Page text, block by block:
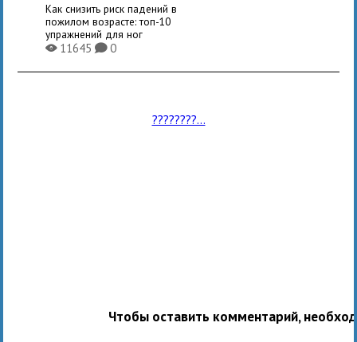
Как снизить риск падений в
пожилом возрасте: топ-10
упражнений для ног
X11645K0
????????...
Чтобы оставить комментарий,